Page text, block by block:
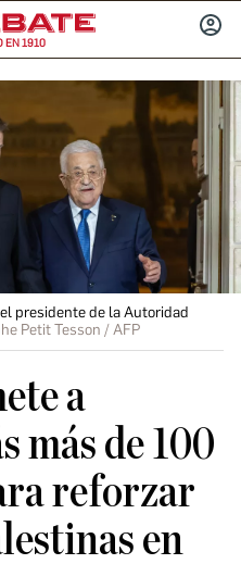
EN 1910
presidente de la Autoridad
Petit Tesson / AFP
a
más de 100
reforzar
en